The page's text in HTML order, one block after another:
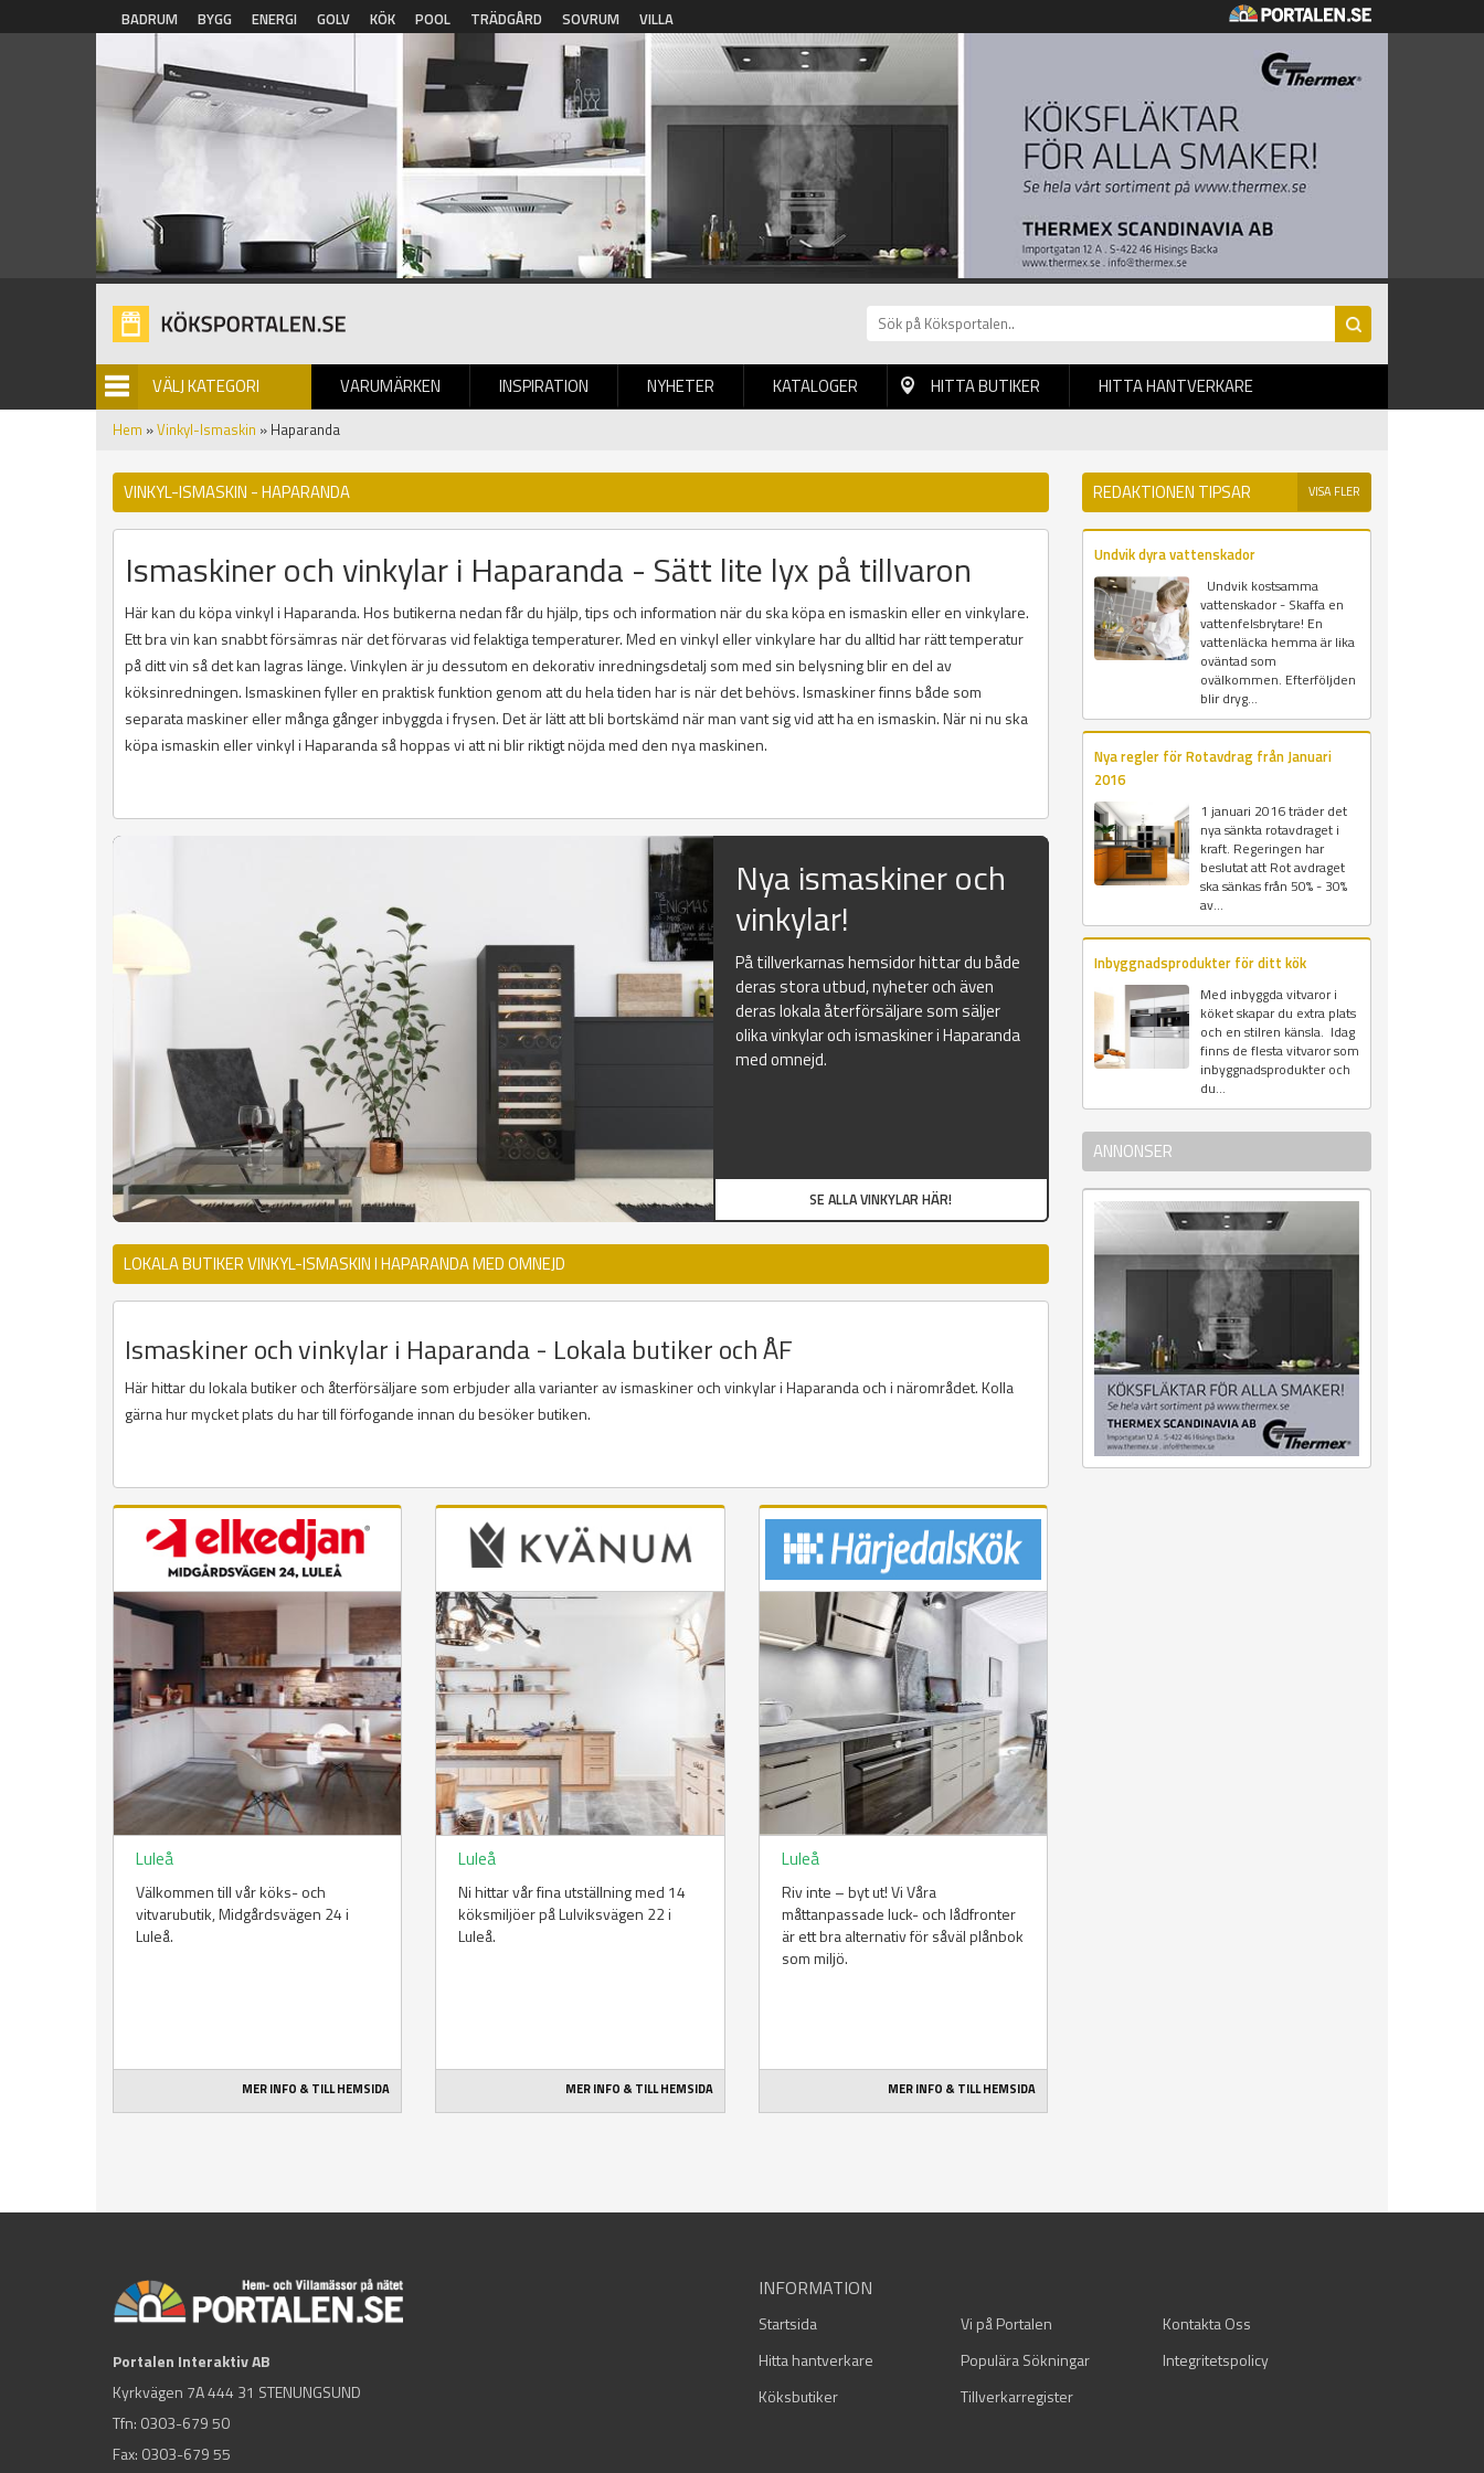
Hoppa till huvudinnehåll
BADRUM BYGG ENERGI GOLV KÖK POOL TRÄDGÅRD SOVRUM VILLA
VÄLJ KATEGORI VARUMÄRKEN INSPIRATION NYHETER
BILDGALLERI KATALOGER HITTA BUTIKER HITTA HANTVERKARE
Hem »Vinkyl-Ismaskin » Haparanda
VINKYL-ISMASKIN - HAPARANDA
Ismaskiner och vinkylar i Haparanda - Sätt lite lyx på tillvaron
Här kan du köpa vinkyl i Haparanda. Hos butikerna nedan får du hjälp, tips och information när du ska köpa en ismaskin eller en vinkylare.
Ett bra vin kan snabbt försämras när det förvaras vid felaktiga temperaturer. Med en vinkyl eller vinkylare har du alltid har rätt temperatur
på ditt vin så det kan lagras länge. Vinkylen är ju dessutom en dekorativ inredningsdetalj som med sin belysning blir en del av
köksinredningen. Ismaskinen fyller en praktisk funktion genom att du hela tiden har is när det behövs. Ismaskiner finns både som
separata maskiner eller många gånger inbyggda i frysen. Det är lätt att bli bortskämd när man vant sig vid att ha en ismaskin. När ni nu ska
köpa ismaskin eller vinkyl i Haparanda så hoppas vi att ni blir riktigt nöjda med den nya maskinen.
Nya ismaskiner och
vinkylar!
På tillverkarnas hemsidor hittar du både
deras stora utbud, nyheter och även
deras lokala återförsäljare som säljer
olika vinkylar och ismaskiner i Haparanda
med omnejd.
SE ALLA VINKYLAR HÄR!
LOKALA BUTIKER VINKYL-ISMASKIN I HAPARANDA MED OMNEJD
Ismaskiner och vinkylar i Haparanda - Lokala butiker och ÅF
Här hittar du lokala butiker och återförsäljare som erbjuder alla varianter av ismaskiner och vinkylar i Haparanda och i närområdet. Kolla
gärna hur mycket plats du har till förfogande innan du besöker butiken.
Luleå
Välkommen till vår köks- och
vitvarubutik, Midgårdsvägen 24 i
Luleå.
MER INFO & TILL HEMSIDA
Luleå
Ni hittar vår fina utställning med 14
köksmiljöer på Lulviksvägen 22 i
Luleå.
MER INFO & TILL HEMSIDA
Luleå
Riv inte – byt ut! Vi Våra
måttanpassade luck- och lådfronter
är ett bra alternativ för såväl plånbok
som miljö.
MER INFO & TILL HEMSIDA
REDAKTIONEN TIPSAR VISA FLER
Undvik dyra vattenskador
Undvik kostsamma
vattenskador - Skaffa en
vattenfelsbrytare! En
vattenläcka hemma är lika
oväntad som
ovälkommen. Efterföljden
blir dryg...
Nya regler för Rotavdrag från Januari
2016
1 januari 2016 träder det
nya sänkta rotavdraget i
kraft. Regeringen har
beslutat att Rot avdraget
ska sänkas från 50% - 30%
av...
Inbyggnadsprodukter för ditt kök
Med inbyggda vitvaror i
köket skapar du extra plats
och en stilren känsla. Idag
finns de flesta vitvaror som
inbyggnadsprodukter och
du...
ANNONSER
Portalen Interaktiv AB
Kyrkvägen 7A 444 31 STENUNGSUND
Tfn: 0303-679 50
Fax: 0303-679 55
INFORMATION
Startsida Vi på Portalen
Kontakta Oss
Hitta hantverkare
Populära Sökningar
Integritetspolicy
Köksbutiker
Tillverkarregister